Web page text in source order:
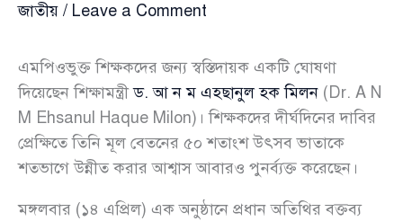
জাতীয় / Leave a Comment
এমপিওভুক্ত শিক্ষকদের জন্য স্বস্তিদায়ক একটি ঘোষণা
দিয়েছেন শিক্ষামন্ত্রীড. আ ন ম এহছানুল হক মিলন (Dr. A N
M Ehsanul Haque Milon)। শিক্ষকদের দীর্ঘদিনের দাবির
প্রেক্ষিতে তিনি মূল বেতনের ৫০ শতাংশ উৎসব ভাতাকে
শতভাগে উন্নীত করার আশ্বাস আবারও পুনর্ব্যক্ত করেছেন।
মঙ্গলবার (১৪ এপ্রিল) এক অনুষ্ঠানে প্রধান অতিথির বক্তব্য